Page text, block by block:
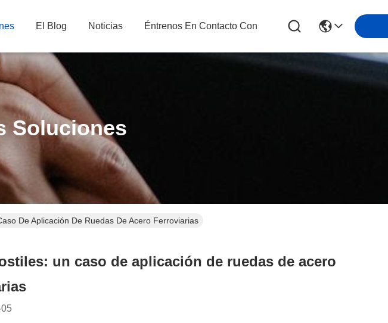
El Blog Noticias Éntrenos En Contacto Con
Soluciones
De Aplicación De Ruedas De Acero Ferroviarias
un caso de aplicación de ruedas de acero